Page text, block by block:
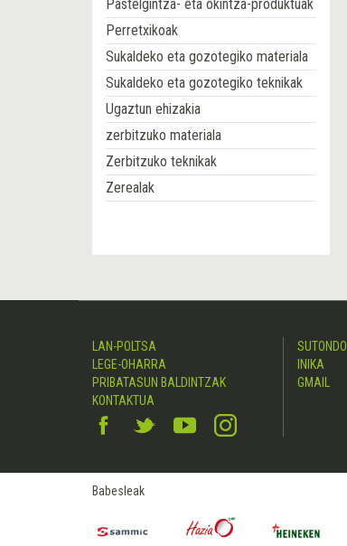
Pastelgintza- eta okintza-produktuak
Perretxikoak
Sukaldeko eta gozotegiko materiala
Sukaldeko eta gozotegiko teknikak
Ugaztun ehizakia
zerbitzuko materiala
Zerbitzuko teknikak
Zerealak
LAN-POLTSA
LEGE-OHARRA
PRIBATASUN BALDINTZAK
KONTAKTUA
SUTONDO
INIKA
GMAIL
Babesleak